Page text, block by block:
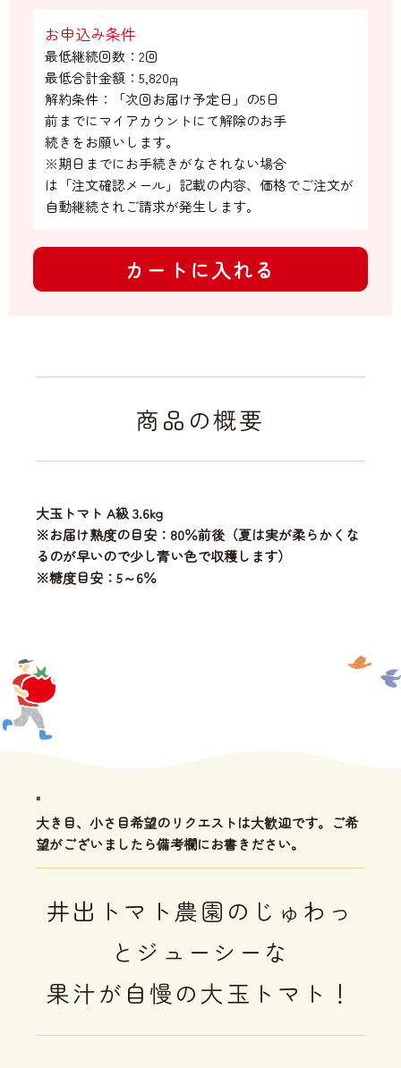
お申込み条件
最低継続回数：2回
最低合計金額： 5,820円
解約条件：「次回お届け予定日」の5日
前までにマイアカウントにて解除のお手
続きをお願いします。
※期日までにお手続きがなされない場合
は「注文確認メール」記載の内容、価格でご注文が
自動継続されご請求が発生します。
カートに入れる
商品の概要
大玉トマト A級 3.6kg
※お届け熟度の目安：80％前後（夏は実が柔らかくな
るのが早いので少し青い色で収穫します）
※糖度目安：5～6％
"
大き目、小さ目希望のリクエストは大歓迎です。ご希
望がございましたら備考欄にお書きださい。
井出トマト農園のじゅわっ
とジューシーな
果汁が自慢の大玉トマト！